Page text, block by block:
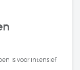
is voor intensief